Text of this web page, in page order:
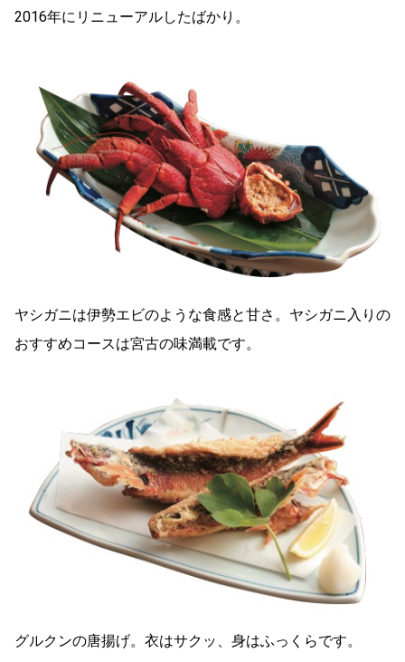
2016年にリニューアルしたばかり。
ヤシガニは伊勢エビのような食感と甘さ。ヤシガニ入りの
おすすめコースは宮古の味満載です。
グルクンの唐揚げ。衣はサクッ、身はふっくらです。